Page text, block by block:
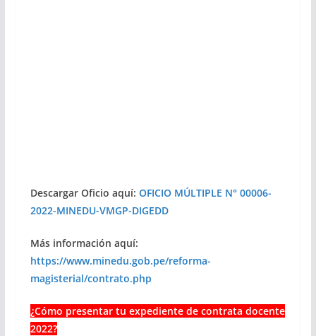
Descargar Oficio aquí: OFICIO MÚLTIPLE N° 00006-
2022-MINEDU-VMGP-DIGEDD
Más información aquí:
https://www.minedu.gob.pe/reforma-
magisterial/contrato.php
¿Cómo presentar tu expediente de contrata docente
2022?